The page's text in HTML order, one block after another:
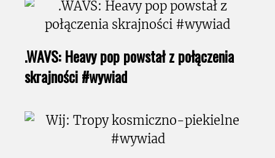
.WAVS: Heavy pop powstał z połączenia
skrajności #wywiad